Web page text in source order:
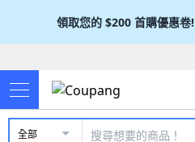
領取您的 $200 首購優惠卷!
全部